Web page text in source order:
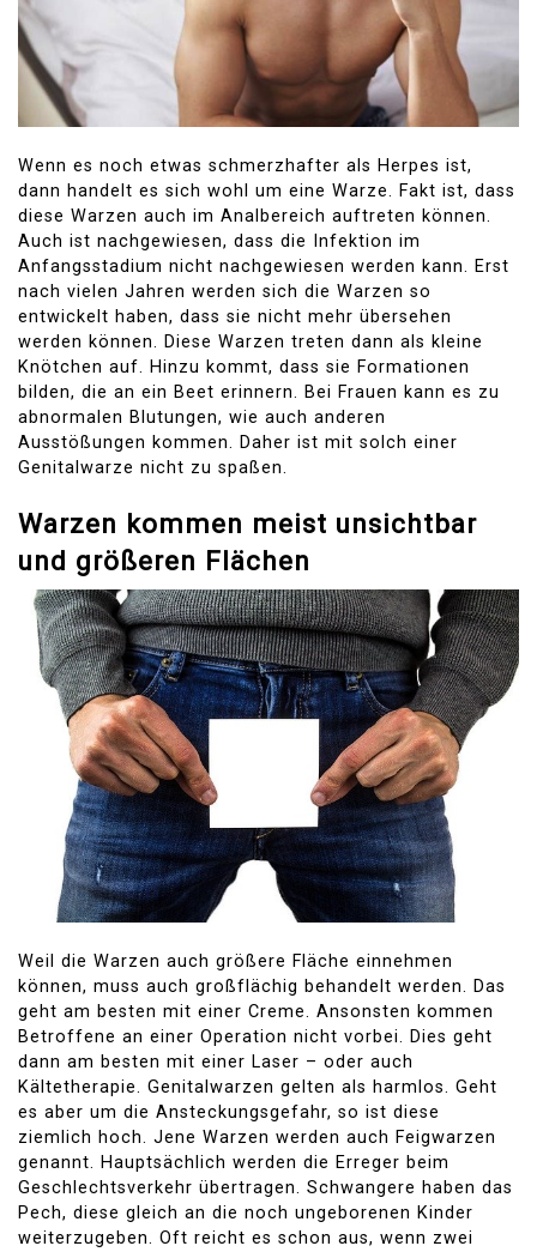
Wenn es noch etwas schmerzhafter als Herpes ist,
dann handelt es sich wohl um eine Warze. Fakt ist, dass
diese Warzen auch im Analbereich auftreten können.
Auch ist nachgewiesen, dass die Infektion im
Anfangsstadium nicht nachgewiesen werden kann. Erst
nach vielen Jahren werden sich die Warzen so
entwickelt haben, dass sie nicht mehr übersehen
werden können. Diese Warzen treten dann als kleine
Knötchen auf. Hinzu kommt, dass sie Formationen
bilden, die an ein Beet erinnern. Bei Frauen kann es zu
abnormalen Blutungen, wie auch anderen
Ausstößungen kommen. Daher ist mit solch einer
Genitalwarze nicht zu spaßen.
Warzen kommen meist unsichtbar
und größeren Flächen
Weil die Warzen auch größere Fläche einnehmen
können, muss auch großflächig behandelt werden. Das
geht am besten mit einer Creme. Ansonsten kommen
Betroffene an einer Operation nicht vorbei. Dies geht
dann am besten mit einer Laser – oder auch
Kältetherapie. Genitalwarzen gelten als harmlos. Geht
es aber um die Ansteckungsgefahr, so ist diese
ziemlich hoch. Jene Warzen werden auch Feigwarzen
genannt. Hauptsächlich werden die Erreger beim
Geschlechtsverkehr übertragen. Schwangere haben das
Pech, diese gleich an die noch ungeborenen Kinder
weiterzugeben. Oft reicht es schon aus, wenn zwei